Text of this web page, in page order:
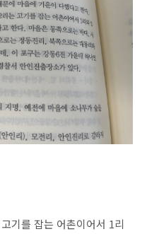
기를 잡는 어촌이어서 1리